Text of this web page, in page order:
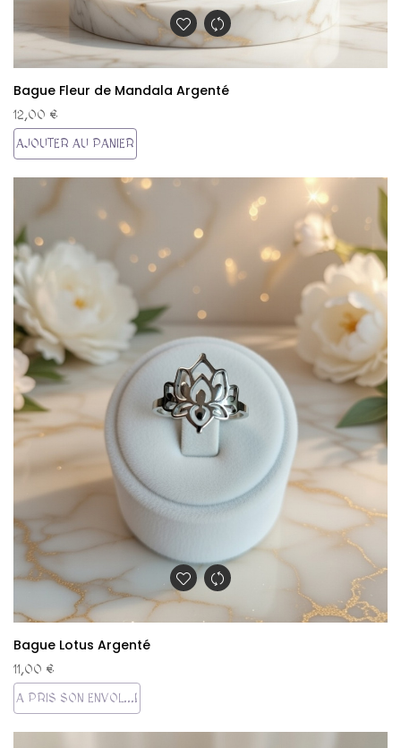
Bague Fleur de Mandala Argenté
12,00 €
AJOUTER AU PANIER
Bague Lotus Argenté
11,00 €